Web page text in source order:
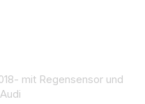
mit Regensensor und